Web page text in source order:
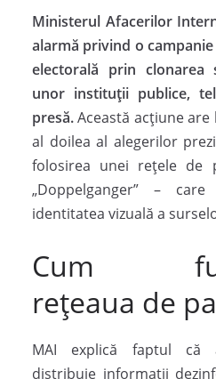
Ministerul Afacerilor
alarmă privind o
electorală prin clonarea
unor instituții publice,
presă.Această acțiune
al doilea al alegerilor
folosirea unei rețele de
„Doppelganger” –
identitatea vizuală a
Cum
rețeaua de
MAI explică faptul că
distribuie informații